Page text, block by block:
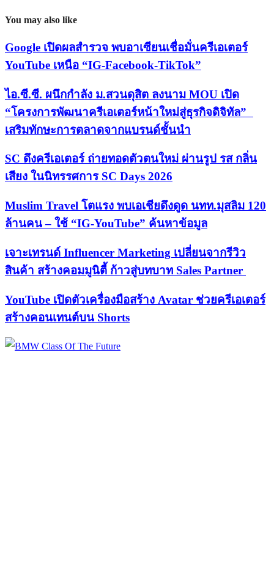
You may also like
Google เปิดผลสำรวจ พบอาเซียนเชื่อมั่นครีเอเตอร์
YouTube เหนือ “IG-Facebook-TikTok”
ไอ.ซี.ซี. ผนึกกำลัง ม.สวนดุสิต ลงนาม MOU เปิด
“โครงการพัฒนาครีเอเตอร์หน้าใหม่สู่ธุรกิจดิจิทัล”
เสริมทักษะการตลาดจากแบรนด์ชั้นนำ
SC ดึงครีเอเตอร์ ถ่ายทอดตัวตนใหม่ ผ่านรูป รส กลิ่น
เสียง ในนิทรรศการ SC Days 2026
Muslim Travel โตแรง พบเอเชียดึงดูด นทท.มุสลิม 120
ล้านคน – ใช้ “IG-YouTube” ค้นหาข้อมูล
เจาะเทรนด์ Influencer Marketing เปลี่ยนจากรีวิว
สินค้า สร้างคอมมูนิตี้ ก้าวสู่บทบาท Sales Partner
YouTube เปิดตัวเครื่องมือสร้าง Avatar ช่วยครีเอเตอร์
สร้างคอนเทนต์บน Shorts